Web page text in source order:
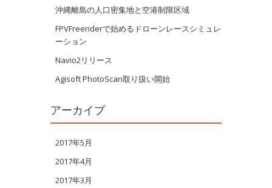
沖縄離島の人口密集地と空港制限区域
FPVFreeriderで始めるドローンレースシミュレ
ーション
Navio2リリース
Agisoft PhotoScan取り扱い開始
アーカイブ
2017年5月
2017年4月
2017年3月